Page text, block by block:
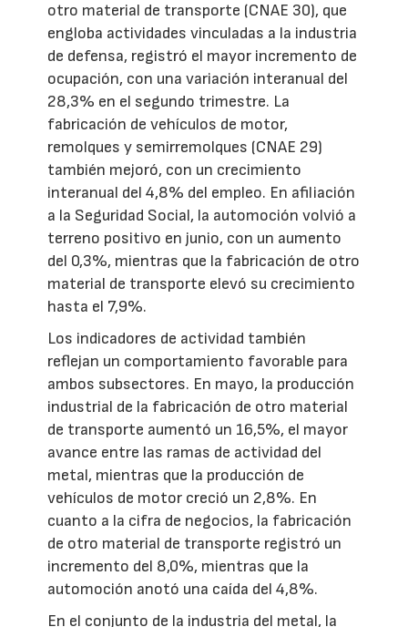
otro material de transporte (CNAE 30), que
engloba actividades vinculadas a la industria
de defensa, registró el mayor incremento de
ocupación, con una variación interanual del
28,3% en el segundo trimestre. La
fabricación de vehículos de motor,
remolques y semirremolques (CNAE 29)
también mejoró, con un crecimiento
interanual del 4,8% del empleo. En afiliación
a la Seguridad Social, la automoción volvió a
terreno positivo en junio, con un aumento
del 0,3%, mientras que la fabricación de otro
material de transporte elevó su crecimiento
hasta el 7,9%.
Los indicadores de actividad también
reflejan un comportamiento favorable para
ambos subsectores. En mayo, la producción
industrial de la fabricación de otro material
de transporte aumentó un 16,5%, el mayor
avance entre las ramas de actividad del
metal, mientras que la producción de
vehículos de motor creció un 2,8%. En
cuanto a la cifra de negocios, la fabricación
de otro material de transporte registró un
incremento del 8,0%, mientras que la
automoción anotó una caída del 4,8%.
En el conjunto de la industria del metal, la